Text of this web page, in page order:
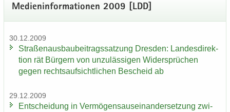
Me­di­en­in­for­ma­tio­nen 2009 [LDD]
30.12.2009
Stra­ßen­aus­bau­bei­trags­sat­zung Dres­den: Lan­des­di­rek­
ti­on rät Bür­gern von un­zu­läs­si­gen Wi­der­sprü­chen
gegen rechts­auf­sicht­li­chen Be­scheid ab
29.12.2009
Ent­schei­dung in Ver­mö­gens­aus­ein­an­der­set­zung zwi­